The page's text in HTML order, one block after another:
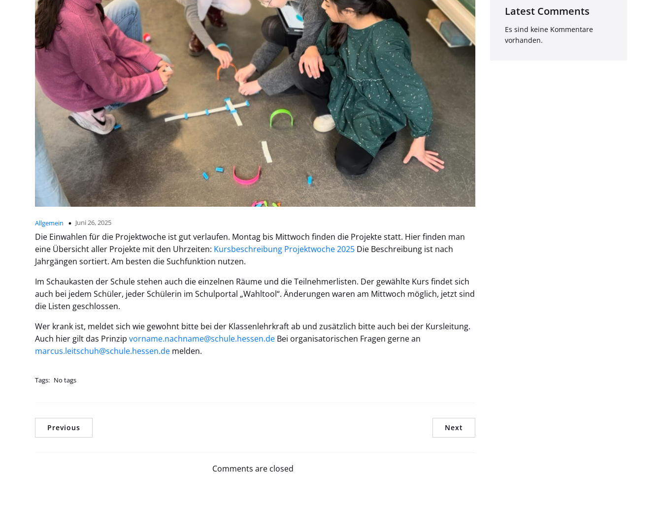
Allgemein Juni 26, 2025
Die Einwahlen für die Projektwoche ist gut verlaufen. Montag bis Mittwoch finden die Projekte statt. Hier finden man
eine Übersicht aller Projekte mit den Uhrzeiten: Kursbeschreibung Projektwoche 2025 Die Beschreibung ist nach
Jahrgängen sortiert. Am besten die Suchfunktion nutzen.
Im Schaukasten der Schule stehen auch die einzelnen Räume und die Teilnehmerlisten. Der gewählte Kurs findet sich
auch bei jedem Schüler, jeder Schülerin im Schulportal „Wahltool“. Änderungen waren am Mittwoch möglich, jetzt sind
die Listen geschlossen.
Wer krank ist, meldet sich wie gewohnt bitte bei der Klassenlehrkraft ab und zusätzlich bitte auch bei der Kursleitung.
Auch hier gilt das Prinzip vorname.nachname@schule.hessen.de Bei organisatorischen Fragen gerne an
marcus.leitschuh@schule.hessen.de melden.
Tags: No tags
Previous Next
Comments are closed
Latest Comments
Es sind keine Kommentare
vorhanden.